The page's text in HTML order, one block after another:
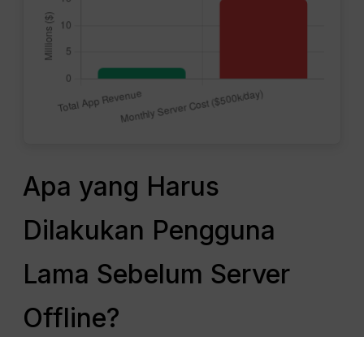
Apa yang Harus
Dilakukan Pengguna
Lama Sebelum Server
Offline?